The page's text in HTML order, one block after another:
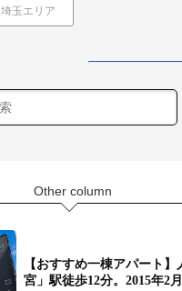
埼玉エリア
Other column
【おすすめ一棟アパート】
宮」駅徒歩12分。2015年2